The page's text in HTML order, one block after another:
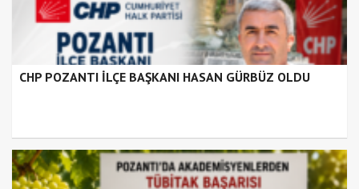
CHP POZANTI İLÇE BAŞKANI HASAN GÜRBÜZ OLDU